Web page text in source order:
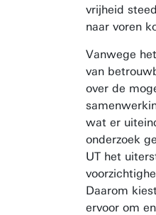
vrijheid
naar voren
Vanwege
van
over de
wat er
onderzoek
UT het
Daarom
ervoor om